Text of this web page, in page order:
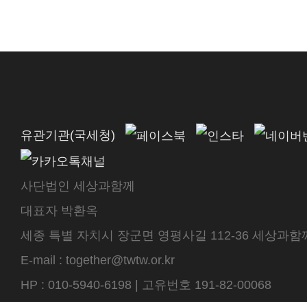
유관기관(국세청)
사단법인 세상과함께
대표자 박환옥
세종 특별 자치시 장군면 영평사길 112-36 세상과
E-mail : together@twtw.or.kr
HP : 010-5940-6198 | 고유번호 191-82-00068